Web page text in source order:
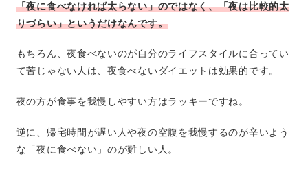
「夜に食べなければ太らない」のではなく、「夜は比較的太
りづらい」というだけなんです。
もちろん、夜食べないのが自分のライフスタイルに合ってい
て苦じゃない人は、夜食べないダイエットは効果的です。
夜の方が食事を我慢しやすい方はラッキーですね。
逆に、帰宅時間が遅い人や夜の空腹を我慢するのが辛いよう
な「夜に食べない」のが難しい人。